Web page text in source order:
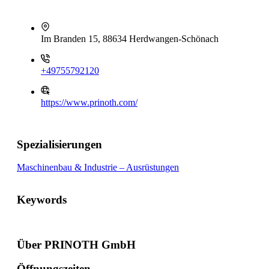
Im Branden 15, 88634 Herdwangen-Schönach
+49755792120
https://www.prinoth.com/
Spezialisierungen
Maschinenbau & Industrie – Ausrüstungen
Keywords
Über PRINOTH GmbH